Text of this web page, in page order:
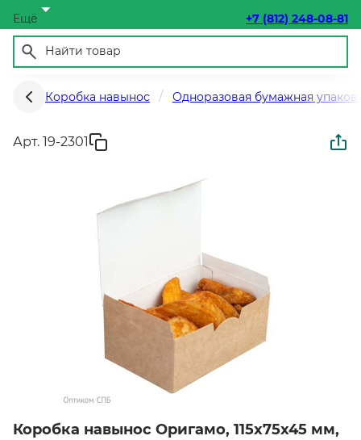
Ещё +7 (812) 248-08-81
Коробка навынос Одноразовая бумажная
Арт. 19-2301
Коробка навынос Оригамо, 115х75х45 мм,